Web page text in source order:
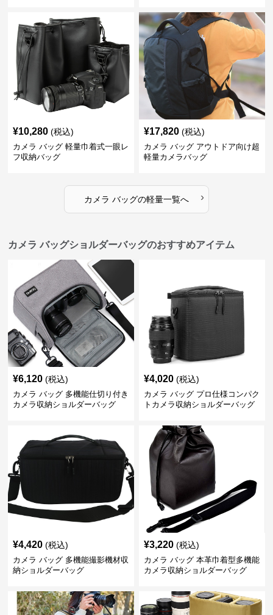
¥10,280 (税込)
カメラ バッグ 軽量巾着式一眼レ
フ収納バッグ
¥17,820 (税込)
カメラ バッグ アウトドア向け超
軽量カメラバッグ
カメラ バッグの軽量一覧へ ›
カメラ バッグショルダーバッグのおすすめアイテム
¥6,120 (税込)
カメラ バッグ 多機能仕切り付き
カメラ収納ショルダーバッグ
¥4,020 (税込)
カメラ バッグ プロ仕様コンパク
トカメラ収納ショルダーバッグ
¥4,420 (税込)
カメラ バッグ 多機能撮影機材収
納ショルダーバッグ
¥3,220 (税込)
カメラ バッグ 本革巾着型多機能
カメラ収納ショルダーバッグ